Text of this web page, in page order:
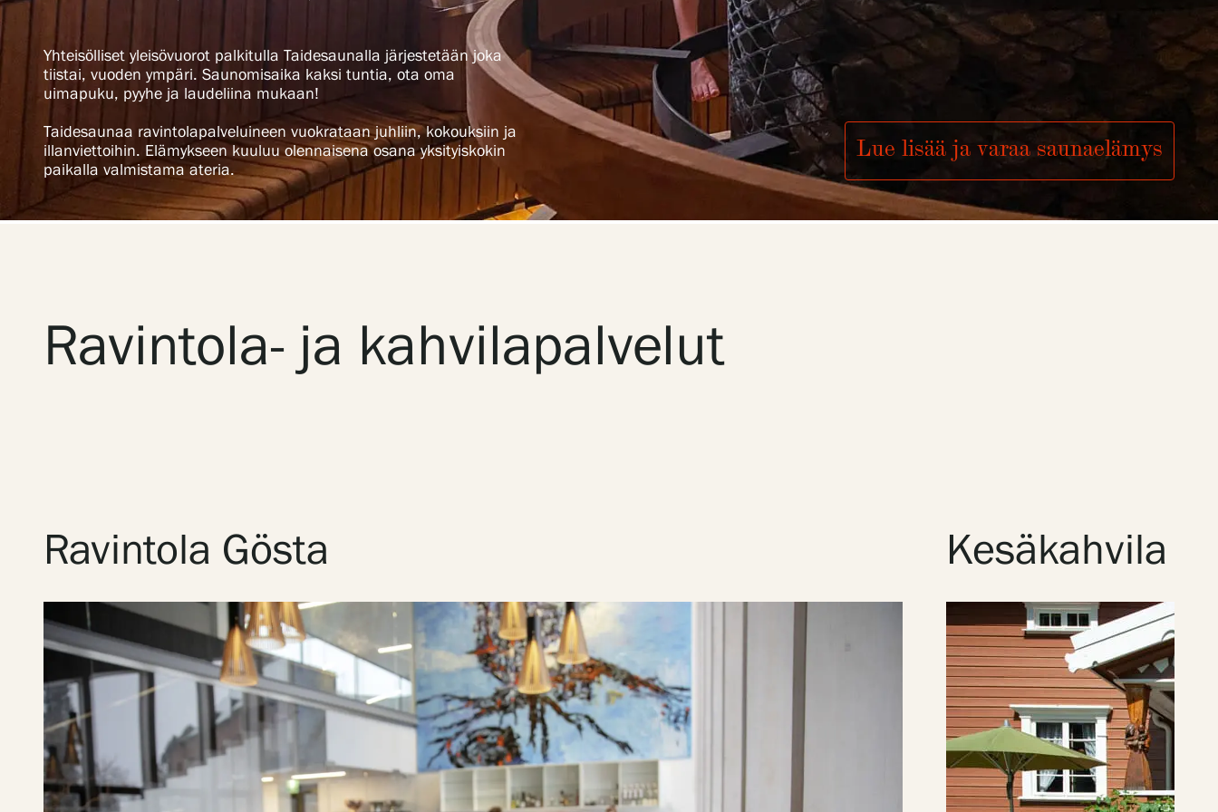
Yhteisölliset yleisövuorot palkitulla Taidesaunalla järjestetään joka
tiistai, vuoden ympäri. Saunomisaika kaksi tuntia, ota oma
uimapuku, pyyhe ja laudeliina mukaan!
Taidesaunaa ravintolapalveluineen vuokrataan juhliin, kokouksiin ja
illanviettoihin. Elämykseen kuuluu olennaisena osana yksityiskokin
paikalla valmistama ateria.
Lue lisää ja varaa saunaelämys
Ravintola- ja kahvilapalvelut
Ravintola Gösta Kesäkahvila